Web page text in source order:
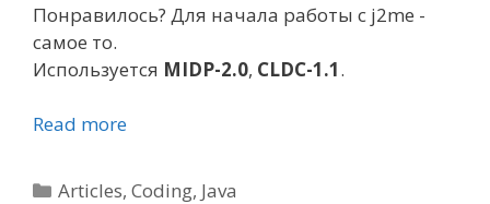
Понравилось? Для начала работы с j2me -
самое то.
Используется MIDP-2.0, CLDC-1.1.
Read more
Categories
Articles,Coding, Java